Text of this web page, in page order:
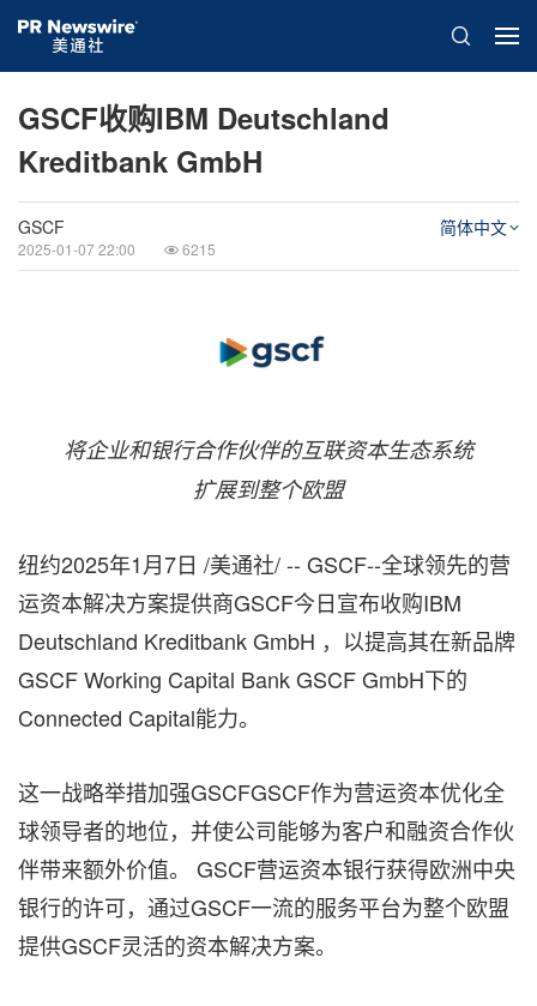
GSCF收购IBM Deutschland
Kreditbank GmbH
GSCF
2025-01-07 22:00 6215
简体中文
将企业和银行合作伙伴的互联资本生态系统
扩展到整个欧盟
纽约2025年1月7日 /美通社/ -- GSCF--全球领先的营
运资本解决方案提供商GSCF今日宣布收购IBM
Deutschland Kreditbank GmbH ，以提高其在新品牌
GSCF Working Capital Bank GSCF GmbH下的
Connected Capital能力。
这一战略举措加强GSCFGSCF作为营运资本优化全
球领导者的地位，并使公司能够为客户和融资合作伙
伴带来额外价值。 GSCF营运资本银行获得欧洲中央
银行的许可，通过GSCF一流的服务平台为整个欧盟
提供GSCF灵活的资本解决方案。